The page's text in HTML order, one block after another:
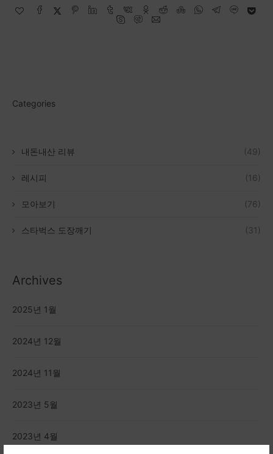
Categories
내돈내산 리뷰 (49)
레시피 (16)
모아보기 (76)
스타벅스 도장깨기 (31)
Archives
2025년 1월
2024년 12월
2024년 11월
2023년 5월
2023년 4월